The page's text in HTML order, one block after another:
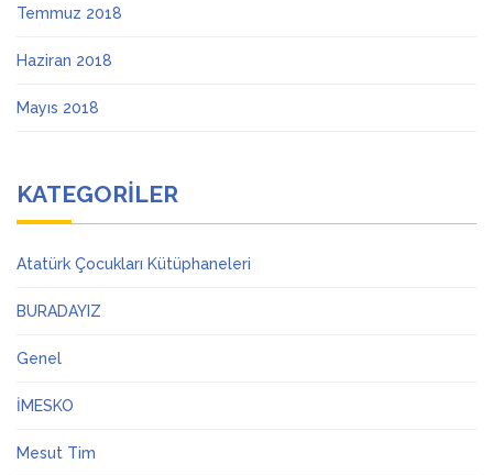
Temmuz 2018
Haziran 2018
Mayıs 2018
KATEGORILER
Atatürk Çocukları Kütüphaneleri
BURADAYIZ
Genel
İMESKO
Mesut Tim